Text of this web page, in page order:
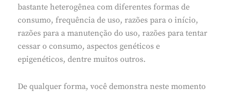
bastante heterogênea com diferentes formas de
consumo, frequência de uso, razões para o início,
razões para a manutenção do uso, razões para tentar
cessar o consumo, aspectos genéticos e
epigenéticos, dentre muitos outros.
De qualquer forma, você demonstra neste momento